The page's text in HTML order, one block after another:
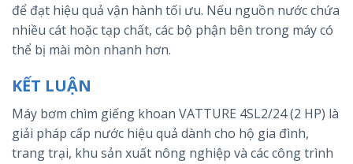
để đạt hiệu quả vận hành tối ưu. Nếu nguồn nước chứa
nhiều cát hoặc tạp chất, các bộ phận bên trong máy có
thể bị mài mòn nhanh hơn.
KẾT LUẬN
Máy bơm chìm giếng khoan VATTURE 4SL2/24 (2 HP) là
giải pháp cấp nước hiệu quả dành cho hộ gia đình,
trang trại, khu sản xuất nông nghiệp và các công trình